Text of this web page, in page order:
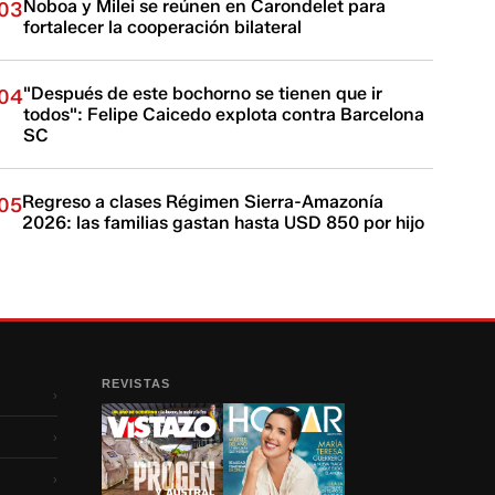
Noboa y Milei se reúnen en Carondelet para
fortalecer la cooperación bilateral
"Después de este bochorno se tienen que ir
todos": Felipe Caicedo explota contra Barcelona
SC
Regreso a clases Régimen Sierra-Amazonía
2026: las familias gastan hasta USD 850 por hijo
›
›
›
REVISTAS